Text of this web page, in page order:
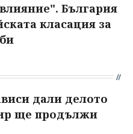
България
класация за
дали делото
ще продължи